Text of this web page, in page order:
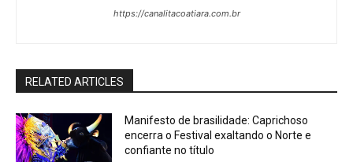
https://canalitacoatiara.com.br
RELATED ARTICLES
Manifesto de brasilidade: Caprichoso
encerra o Festival exaltando o Norte e
confiante no título